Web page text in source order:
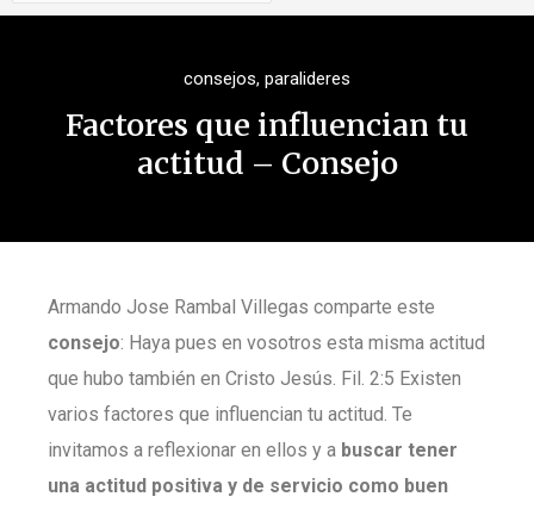
consejos, paralideres
Factores que influencian tu
actitud – Consejo
Armando Jose Rambal Villegas comparte este
consejo: Haya pues en vosotros esta misma actitud
que hubo también en Cristo Jesús. Fil. 2:5 Existen
varios factores que influencian tu actitud. Te
invitamos a reflexionar en ellos y a buscar tener
una actitud positiva y de servicio como buen